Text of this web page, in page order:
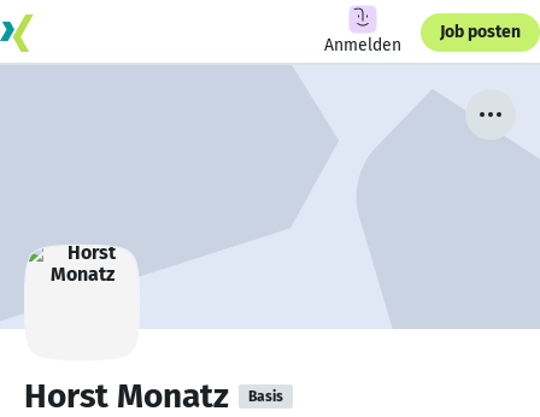
Anmelden
Job posten
Horst Monatz Basis